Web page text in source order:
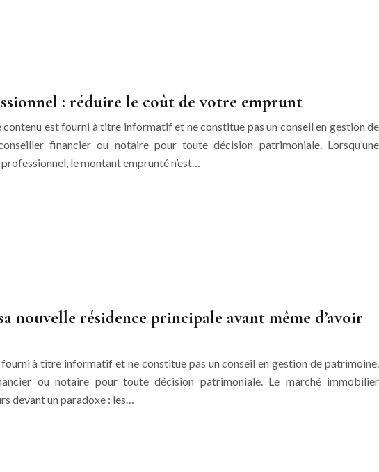
: réduire le coût de votre emprunt
est fourni à titre informatif et ne constitue pas un conseil en gestion de
financier ou notaire pour toute décision patrimoniale. Lorsqu’une
le montant emprunté n’est…
nouvelle résidence principale avant même d’avoir
à titre informatif et ne constitue pas un conseil en gestion de patrimoine.
ou notaire pour toute décision patrimoniale. Le marché immobilier
devant un paradoxe : les…